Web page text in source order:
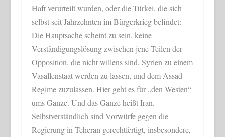
Haft verurteilt wurden, oder die Türkei, die sich
selbst seit Jahrzehnten im Bürgerkrieg befindet:
Die Hauptsache scheint zu sein, keine
Verständigungslösung zwischen jene Teilen der
Opposition, die nicht willens sind, Syrien zu einem
Vasallenstaat werden zu lassen, und dem Assad-
Regime zuzulassen. Hier geht es für „den Westen“
ums Ganze. Und das Ganze heißt Iran.
Selbstverständlich sind Vorwürfe gegen die
Regierung in Teheran gerechtfertigt, insbesondere,